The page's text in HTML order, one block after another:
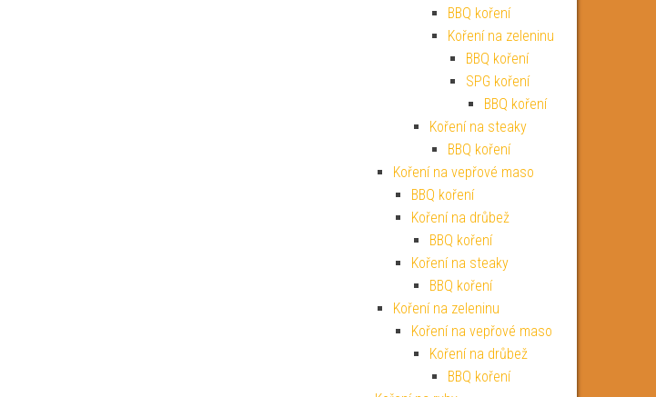
BBQ koření
Koření na zeleninu
BBQ koření
SPG koření
BBQ koření
Koření na steaky
BBQ koření
Koření na vepřové maso
BBQ koření
Koření na drůbež
BBQ koření
Koření na steaky
BBQ koření
Koření na zeleninu
Koření na vepřové maso
Koření na drůbež
BBQ koření